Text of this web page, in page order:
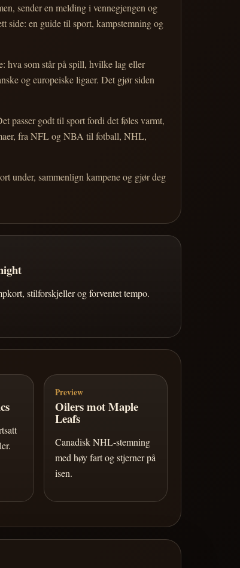
sender en melding i vennegjengen og
side: en guide til sport, kampstemning og
hva som står på spill, hvilke lag eller
og europeiske ligaer. Det gjør siden
passer godt til sport fordi det føles varmt,
fra NFL og NBA til fotball, NHL,
under, sammenlign kampene og gjør deg
stilforskjeller og forventet tempo.
Preview
Oilers mot Maple
Leafs
Canadisk NHL-stemning
med høy fart og stjerner på
isen.